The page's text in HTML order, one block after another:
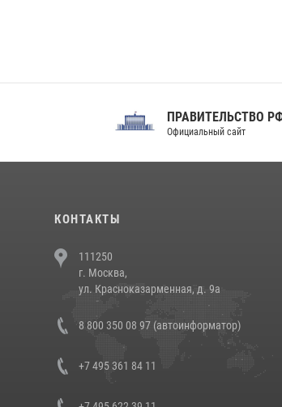
ПРАВИТЕЛЬСТВО РФ
Официальный сайт
КОНТАКТЫ
111250
г. Москва,
ул. Красноказарменная, д. 9а
8 800 350 08 97 (автоинформатор)
+7 495 361 84 11